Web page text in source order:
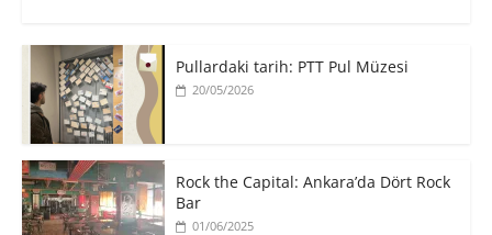
Pullardaki tarih: PTT Pul Müzesi
20/05/2026
Rock the Capital: Ankara’da Dört Rock
Bar
01/06/2025